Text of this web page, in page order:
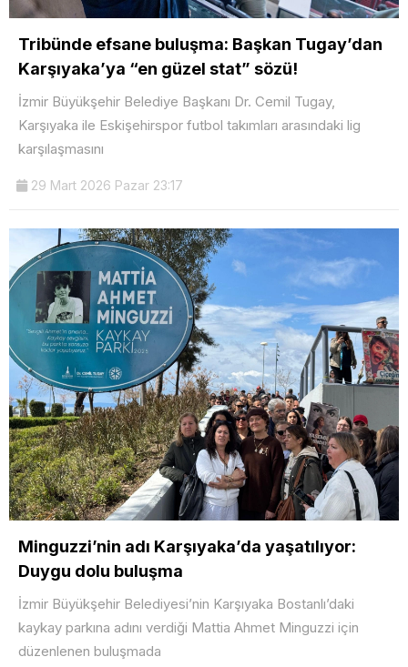
Tribünde efsane buluşma: Başkan Tugay’dan
Karşıyaka’ya “en güzel stat” sözü!
İzmir Büyükşehir Belediye Başkanı Dr. Cemil Tugay,
Karşıyaka ile Eskişehirspor futbol takımları arasındaki lig
karşılaşmasını
29 Mart 2026 Pazar 23:17
Minguzzi’nin adı Karşıyaka’da yaşatılıyor:
Duygu dolu buluşma
İzmir Büyükşehir Belediyesi’nin Karşıyaka Bostanlı’daki
kaykay parkına adını verdiği Mattia Ahmet Minguzzi için
düzenlenen buluşmada